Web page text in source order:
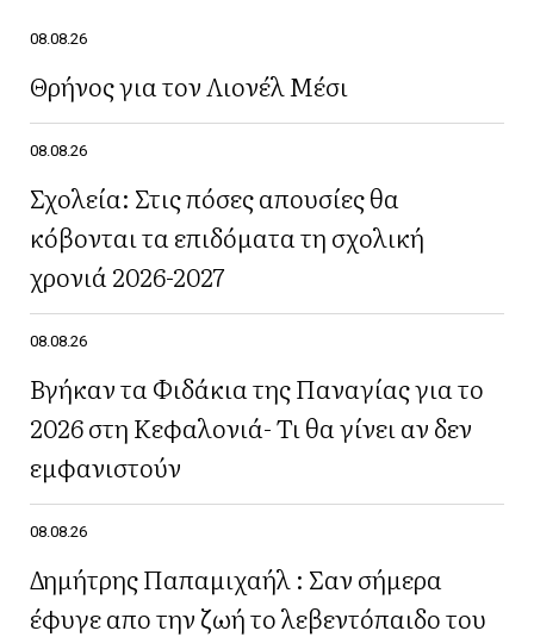
08.08.26
Θρήνος για τον Λιονέλ Μέσι
08.08.26
Σχολεία: Στις πόσες απουσίες θα
κόβονται τα επιδόματα τη σχολική
χρονιά 2026-2027
08.08.26
Βγήκαν τα Φιδάκια της Παναγίας για το
2026 στη Κεφαλονιά- Τι θα γίνει αν δεν
εμφανιστούν
08.08.26
Δημήτρης Παπαμιχαήλ : Σαν σήμερα
έφυγε απο την ζωή το λεβεντόπαιδο του